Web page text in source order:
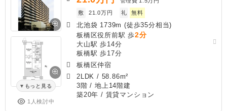
もっと見る
1人検討中
敷
21.0万円 礼 無料
北池袋 1739m (徒歩35分相当)
板橋区役所前駅 歩2分
大山駅 歩14分
板橋駅 歩17分
板橋区仲宿
2LDK / 58.86m²
3階 / 地上14階建
築20年 / 賃貸マンション